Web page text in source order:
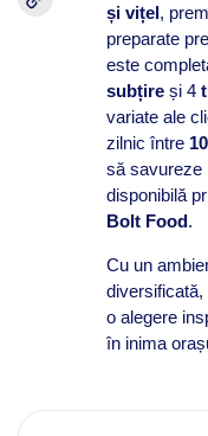
și vițel,
preparate
este
subțireși 4
variate ale
zilnic între
să savureze
disponibilă
Bolt Food.
Cu un
o alegere
în inima